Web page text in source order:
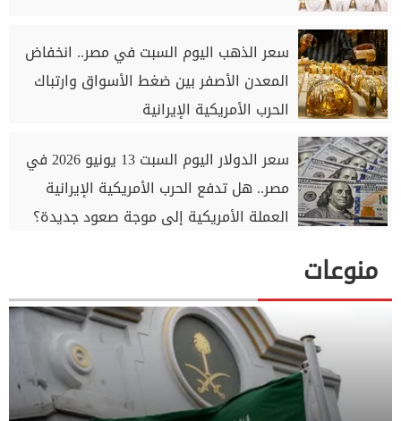
سعر الذهب اليوم السبت في مصر.. انخفاض
المعدن الأصفر بين ضغط الأسواق وارتباك
الحرب الأمريكية الإيرانية
سعر الدولار اليوم السبت 13 يونيو 2026 في
مصر.. هل تدفع الحرب الأمريكية الإيرانية
العملة الأمريكية إلى موجة صعود جديدة؟
منوعات